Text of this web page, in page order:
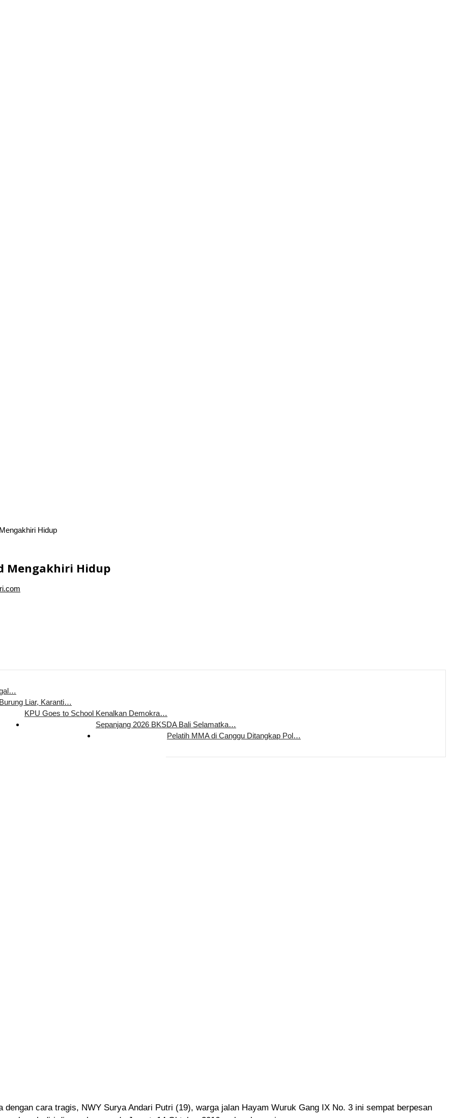
Hidup
Mengakhiri Hidup
Liar, Karanti…
KPU Goes to School Kenalkan Demokra…
Sepanjang 2026 BKSDA Bali Selamatka…
Pelatih MMA di Canggu Ditangkap Pol…
dengan cara tragis, NWY Surya Andari Putri (19), warga jalan Hayam Wuruk Gang IX No. 3 ini sempat berpesan